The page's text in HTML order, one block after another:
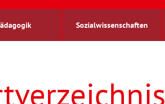
Sozialwissenschaften